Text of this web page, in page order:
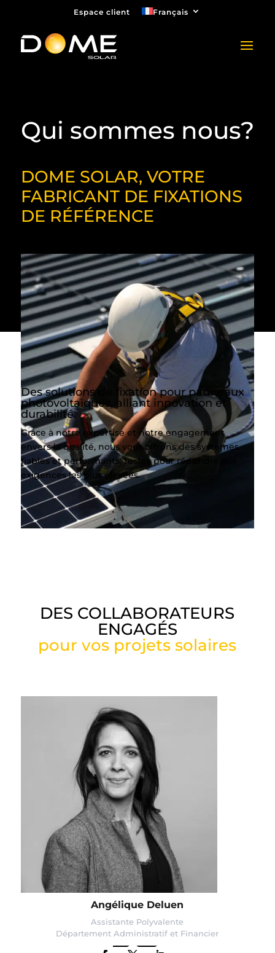
Espace client Français
Qui sommes nous?
DOME SOLAR, VOTRE
FABRICANT DE FIXATIONS
DE RÉFÉRENCE
Des solutions de fixation pour panneaux
photovoltaïques, alliant innovation et
durabilité.
Grâce à notre expertise et notre engagement
envers la qualité, nous vous offrons des systèmes
fiables et performants, testés pour répondre aux
exigences les plus élevées.
DES COLLABORATEURS
ENGAGÉS
pour vos projets solaires
Angélique Deluen
Assistante Polyvalente
Département Administratif et Financier